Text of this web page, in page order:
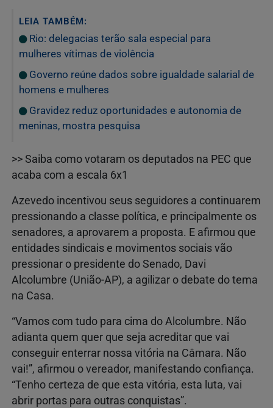
LEIA TAMBÉM:
Rio: delegacias terão sala especial para
mulheres vítimas de violência
Governo reúne dados sobre igualdade salarial de
homens e mulheres
Gravidez reduz oportunidades e autonomia de
meninas, mostra pesquisa
>> Saiba como votaram os deputados na PEC que
acaba com a escala 6x1
Azevedo incentivou seus seguidores a continuarem
pressionando a classe política, e principalmente os
senadores, a aprovarem a proposta. E afirmou que
entidades sindicais e movimentos sociais vão
pressionar o presidente do Senado, Davi
Alcolumbre (União-AP), a agilizar o debate do tema
na Casa.
“Vamos com tudo para cima do Alcolumbre. Não
adianta quem quer que seja acreditar que vai
conseguir enterrar nossa vitória na Câmara. Não
vai!”, afirmou o vereador, manifestando confiança.
“Tenho certeza de que esta vitória, esta luta, vai
abrir portas para outras conquistas”.